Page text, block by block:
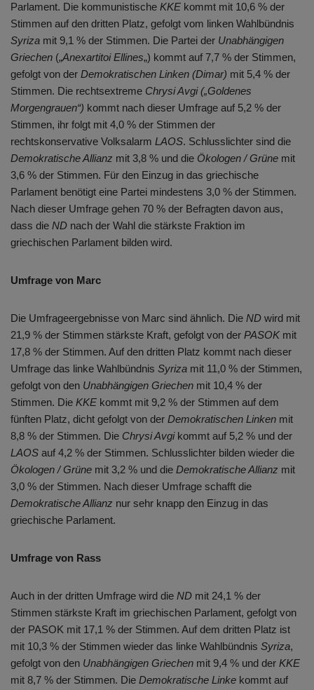
Parlament. Die kommunistische KKE kommt mit 10,6 % der
Stimmen auf den dritten Platz, gefolgt vom linken Wahlbündnis
Syriza mit 9,1 % der Stimmen. Die Partei der Unabhängigen
Griechen („Anexartitoi Ellines„) kommt auf 7,7 % der Stimmen,
gefolgt von der Demokratischen Linken (Dimar) mit 5,4 % der
Stimmen. Die rechtsextreme Chrysi Avgi („Goldenes
Morgengrauen“) kommt nach dieser Umfrage auf 5,2 % der
Stimmen, ihr folgt mit 4,0 % der Stimmen der
rechtskonservative Volksalarm LAOS. Schlusslichter sind die
Demokratische Allianz mit 3,8 % und die Ökologen / Grüne mit
3,6 % der Stimmen. Für den Einzug in das griechische
Parlament benötigt eine Partei mindestens 3,0 % der Stimmen.
Nach dieser Umfrage gehen 70 % der Befragten davon aus,
dass die ND nach der Wahl die stärkste Fraktion im
griechischen Parlament bilden wird.
Umfrage von Marc
Die Umfrageergebnisse von Marc sind ähnlich. Die ND wird mit
21,9 % der Stimmen stärkste Kraft, gefolgt von der PASOK mit
17,8 % der Stimmen. Auf den dritten Platz kommt nach dieser
Umfrage das linke Wahlbündnis Syriza mit 11,0 % der Stimmen,
gefolgt von den Unabhängigen Griechen mit 10,4 % der
Stimmen. Die KKE kommt mit 9,2 % der Stimmen auf dem
fünften Platz, dicht gefolgt von der Demokratischen Linken mit
8,8 % der Stimmen. Die Chrysi Avgikommt auf 5,2 % und der
LAOS auf 4,2 % der Stimmen. Schlusslichter bilden wieder die
Ökologen / Grüne mit 3,2 % und die Demokratische Allianz mit
3,0 % der Stimmen. Nach dieser Umfrage schafft die
Demokratische Allianz nur sehr knapp den Einzug in das
griechische Parlament.
Umfrage von Rass
Auch in der dritten Umfrage wird die ND mit 24,1 % der
Stimmen stärkste Kraft im griechischen Parlament, gefolgt von
der PASOK mit 17,1 % der Stimmen. Auf dem dritten Platz ist
mit 10,3 % der Stimmen wieder das linke Wahlbündnis Syriza,
gefolgt von den Unabhängigen Griechen mit 9,4 % und der KKE
mit 8,7 % der Stimmen. Die Demokratische Linke kommt auf